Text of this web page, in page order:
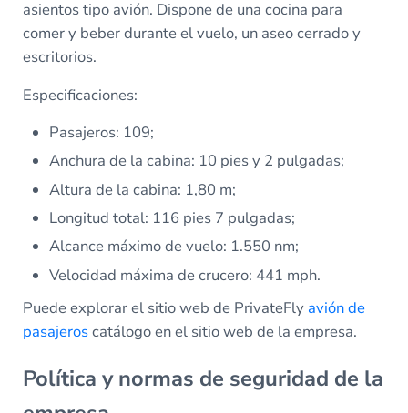
asientos tipo avión. Dispone de una cocina para
comer y beber durante el vuelo, un aseo cerrado y
escritorios.
Especificaciones:
Pasajeros: 109;
Anchura de la cabina: 10 pies y 2 pulgadas;
Altura de la cabina: 1,80 m;
Longitud total: 116 pies 7 pulgadas;
Alcance máximo de vuelo: 1.550 nm;
Velocidad máxima de crucero: 441 mph.
Puede explorar el sitio web de PrivateFly avión de
pasajeroscatálogo en el sitio web de la empresa.
Política y normas de seguridad de la